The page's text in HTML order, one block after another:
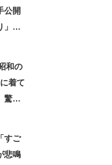
公開
和の
着て
き
すご
悲鳴